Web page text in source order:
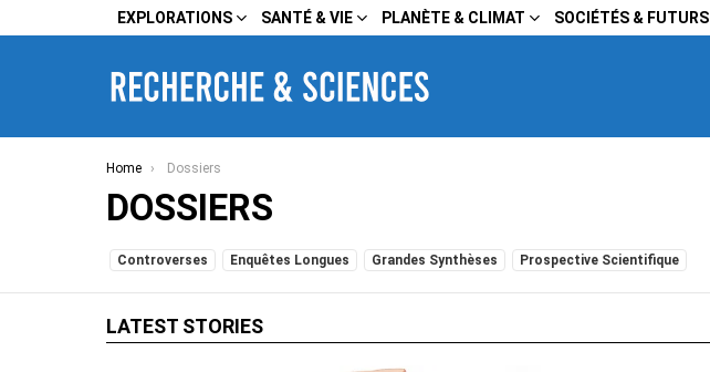
EXPLORATIONS SANTÉ & VIE PLANÈTE & CLIMAT SOCIÉTÉS & FUTURS
You are here:
Home Dossiers
DOSSIERS
SUBTERMS
Controverses Enquêtes Longues Grandes Synthèses Prospective Scientifique
LATEST STORIES